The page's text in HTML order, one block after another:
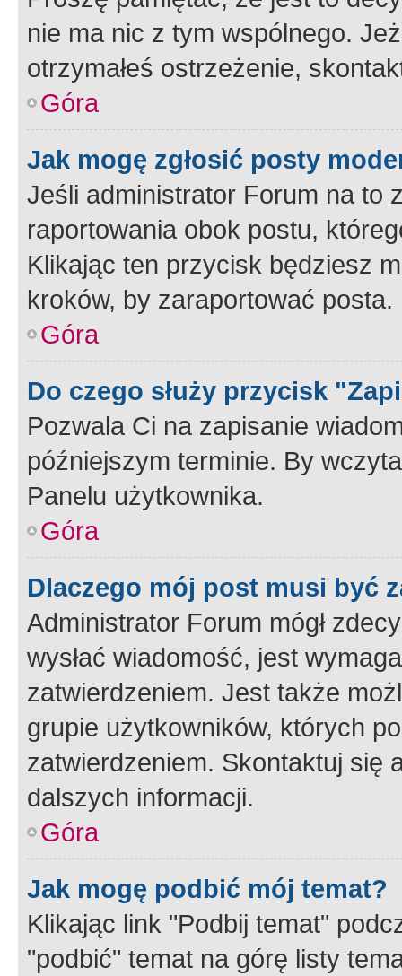
nie ma nic z tym wspólnego.
otrzymałeś ostrzeżenie,
Góra
Jak mogę zgłosić posty
Jeśli administrator Forum na to
raportowania obok postu,
Klikając ten przycisk będziesz
kroków, by zaraportować posta.
Góra
Do czego służy przycisk
Pozwala Ci na zapisanie
późniejszym terminie. By
Panelu użytkownika.
Góra
Dlaczego mój post musi być
Administrator Forum mógł
wysłać wiadomość, jest
zatwierdzeniem. Jest także
grupie użytkowników, których
zatwierdzeniem. Skontaktuj się
dalszych informacji.
Góra
Jak mogę podbić mój temat?
Klikając link "Podbij temat"
"podbić" temat na górę listy